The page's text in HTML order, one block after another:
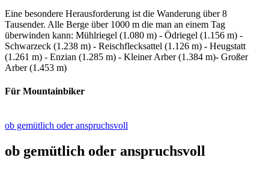
Eine besondere Herausforderung ist die Wanderung über 8
Tausender. Alle Berge über 1000 m die man an einem Tag
überwinden kann: Mühlriegel (1.080 m) - Ödriegel (1.156 m) -
Schwarzeck (1.238 m) - Reischflecksattel (1.126 m) - Heugstatt
(1.261 m) - Enzian (1.285 m) - Kleiner Arber (1.384 m)- Großer
Arber (1.453 m)
Für Mountainbiker
ob gemütlich oder anspruchsvoll
ob gemütlich oder anspruchsvoll